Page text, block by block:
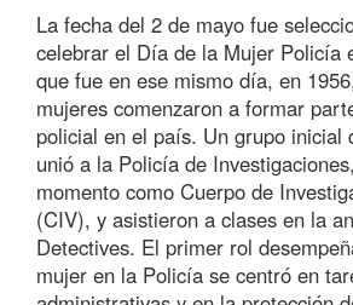
La fecha del 2 de mayo fue
celebrar el Día de la Mujer Policía
que fue en ese mismo día, en
mujeres comenzaron a formar
policial en el país. Un grupo inicial
unió a la Policía de
momento como Cuerpo de
(CIV), y asistieron a clases en la
Detectives. El primer rol
mujer en la Policía se centró en